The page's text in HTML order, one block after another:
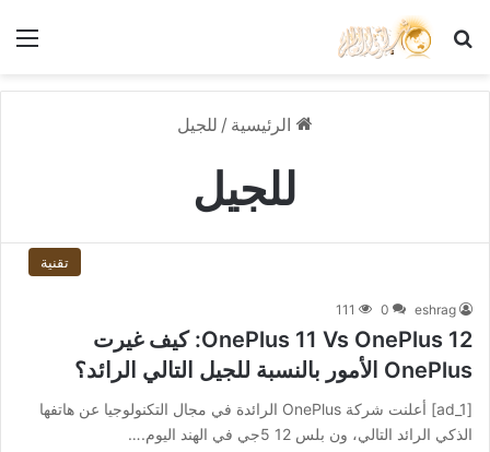
بحث عن
الرئيسية / للجيل
للجيل
تقنية
eshrag
0
111
OnePlus 11 Vs OnePlus 12: كيف غيرت
OnePlus الأمور بالنسبة للجيل التالي الرائد؟
[ad_1] أعلنت شركة OnePlus الرائدة في مجال التكنولوجيا عن هاتفها
الذكي الرائد التالي، ون بلس 12 5جي في الهند اليوم.…